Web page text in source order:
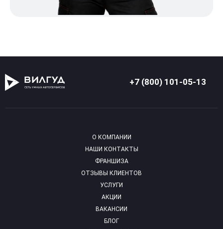
+7 (800) 101-05-13
О КОМПАНИИ
НАШИ КОНТАКТЫ
ФРАНШИЗА
ОТЗЫВЫ КЛИЕНТОВ
УСЛУГИ
АКЦИИ
ВАКАНСИИ
БЛОГ